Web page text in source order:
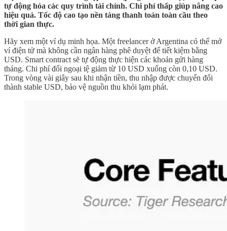
tự động hóa các quy trình tài chính. Chi phí thấp giúp nâng cao
hiệu quả. Tốc độ cao tạo nền tảng thanh toán toàn cầu theo
thời gian thực.
Hãy xem một ví dụ minh họa. Một freelancer ở Argentina có thể mở
ví điện tử mà không cần ngân hàng phê duyệt để tiết kiệm bằng
USD. Smart contract sẽ tự động thực hiện các khoản gửi hàng
tháng. Chi phí đổi ngoại tệ giảm từ 10 USD xuống còn 0,10 USD.
Trong vòng vài giây sau khi nhận tiền, thu nhập được chuyển đổi
thành stable USD, bảo vệ nguồn thu khỏi lạm phát.